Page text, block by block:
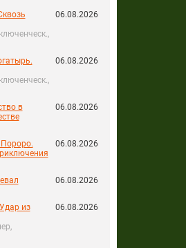
06.08.2026
06.08.2026
в
06.08.2026
Пороро.
06.08.2026
06.08.2026
из
06.08.2026